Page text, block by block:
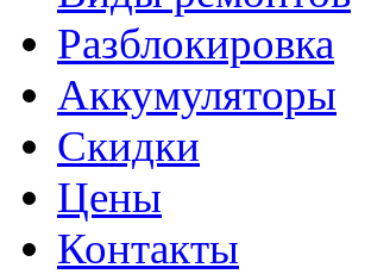
Разблокировка
Аккумуляторы
Скидки
Цены
Контакты